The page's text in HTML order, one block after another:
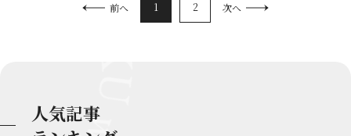
前へ 1 2 次へ
人気記事